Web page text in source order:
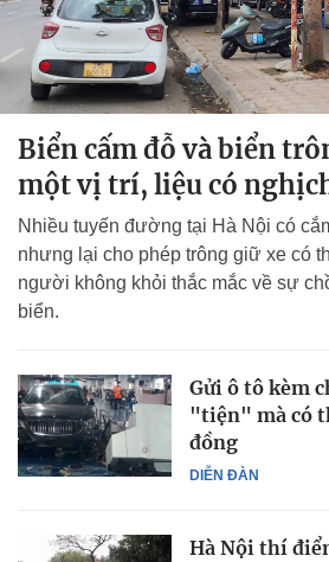
Biển cấm đỗ và biển
một vị trí, liệu có
Nhiều tuyến đường tại Hà Nội có
nhưng lại cho phép trông giữ xe có
người không khỏi thắc mắc về sự
biển.
DIỄN ĐÀN
Gửi ô tô kèm
"tiện" mà có
đồng
Hà Nội thí